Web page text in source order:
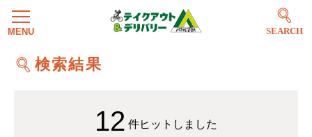
SEARCH
検索結果
12 件ヒットしました